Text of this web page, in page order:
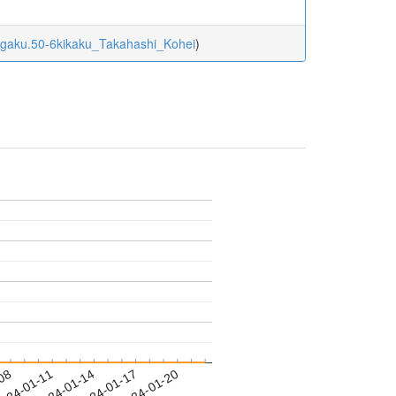
6kikaku_Takahashi_Kohei)